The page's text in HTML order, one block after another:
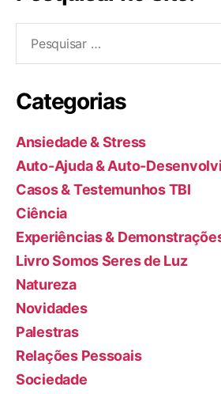
por:
Categorias
Ansiedade & Stress
Auto-Ajuda & Auto-
Casos & Testemunhos TBI
Ciência
Experiências &
Livro Somos Seres de Luz
Natureza
Novidades
Palestras
Relações Pessoais
Sociedade